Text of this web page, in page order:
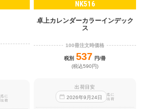
迄に
出荷
NK516
卓上カレンダーカラーインデック
ス
100冊注文時価格
税別 537 円/冊
(税込590円)
出荷目安
2026年9 月24日
迄に
出荷